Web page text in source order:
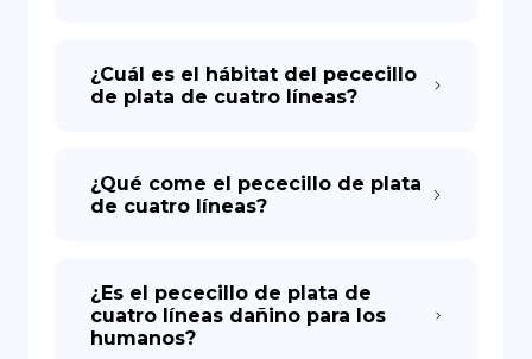
¿Cuál es el hábitat del pececillo
de plata de cuatro líneas?
¿Qué come el pececillo de plata
de cuatro líneas?
¿Es el pececillo de plata de
cuatro líneas dañino para los
humanos?